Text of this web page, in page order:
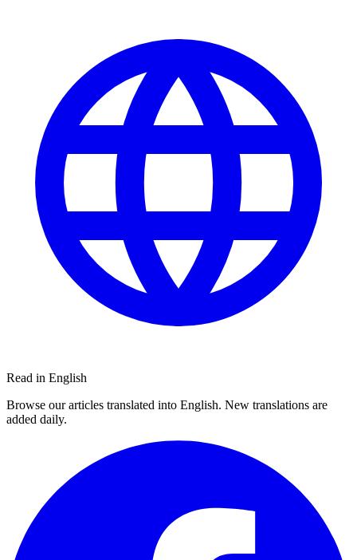
Read in English
Browse our articles translated into English. New translations are
added daily.